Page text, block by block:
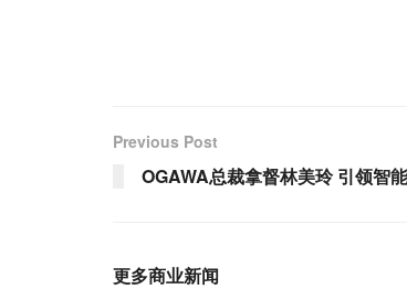
Previous Post
OGAWA总裁拿督林美玲 引领智
更多商业新闻